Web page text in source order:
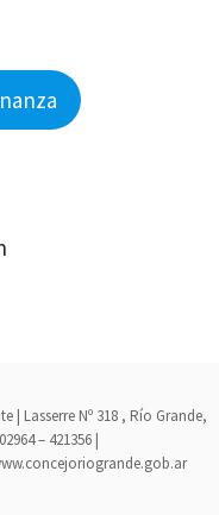
Lasserre Nº 318 , Río Grande,
– 421356 |